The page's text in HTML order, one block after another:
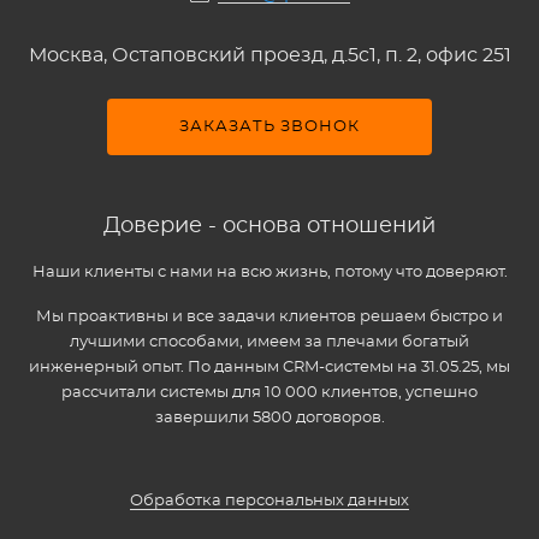
Москва, Остаповский проезд, д.5c1, п. 2, офис 251
ЗАКАЗАТЬ ЗВОНОК
Доверие - основа отношений
Наши клиенты с нами на всю жизнь, потому что доверяют.
Мы проактивны и все задачи клиентов решаем быстро и
лучшими способами, имеем за плечами богатый
инженерный опыт. По данным CRM-системы на 31.05.25, мы
рассчитали системы для 10 000 клиентов, успешно
завершили 5800 договоров.
Обработка персональных данных